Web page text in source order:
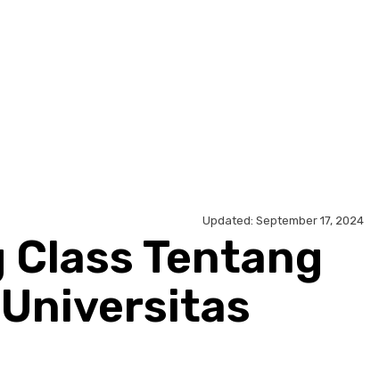
Updated: September 17, 2024
Tentang